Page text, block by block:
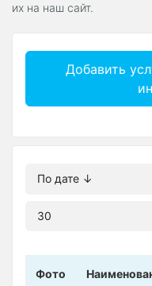
их на наш сайт.
Добавить
Фото